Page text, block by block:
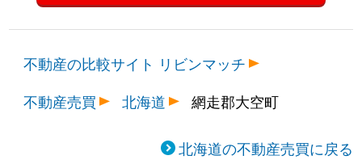
不動産の比較サイト リビンマッチ
不動産売買
北海道 網走郡大空町
北海道の不動産売買に戻る